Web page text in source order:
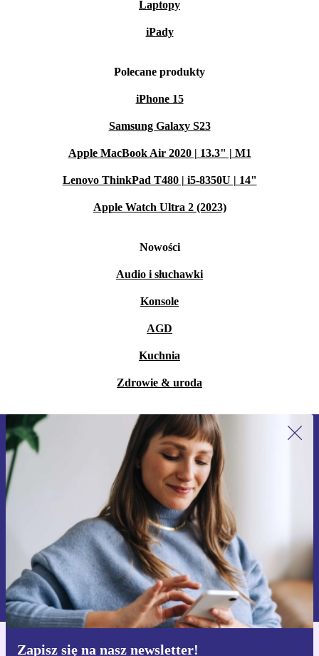
Laptopy
iPady
Polecane produkty
iPhone 15
Samsung Galaxy S23
Apple MacBook Air 2020 | 13.3" | M1
Lenovo ThinkPad T480 | i5-8350U | 14"
Apple Watch Ultra 2 (2023)
Nowości
Audio i słuchawki
Konsole
AGD
Kuchnia
Zdrowie & uroda
Zapisz się na nasz newsletter!
Zapisz się na nasz newsletter!
Nie przegap żadnej oferty.
Zarejestruj się
Informacje na temat używania danych osobowych znajdują się w
naszej
Polityce prywatności
Pobierz aplikację refurbed